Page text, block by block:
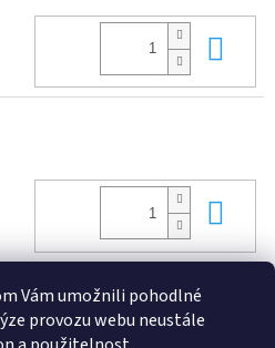
Vám umožnili pohodlné
provozu webu neustále